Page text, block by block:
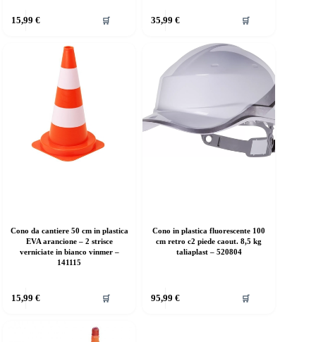
15,99 € 🛒 35,99 € 🛒
Cono da cantiere 50 cm in plastica
EVA arancione – 2 strisce
verniciate in bianco vinmer –
141115
15,99 € 🛒
Cono in plastica fluorescente 100
cm retro c2 piede caout. 8,5 kg
taliaplast – 520804
95,99 € 🛒